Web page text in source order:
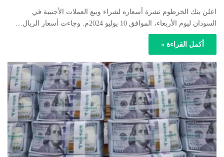
اعلن بنك الخرطوم نشرة أسعاره لشراء وبيع العملات الأجنبية في
السودان ليوم الأربعاء، الموافق 10 يوليو 2024م. وجاءت أسعار الريال…
أكمل القراءة »